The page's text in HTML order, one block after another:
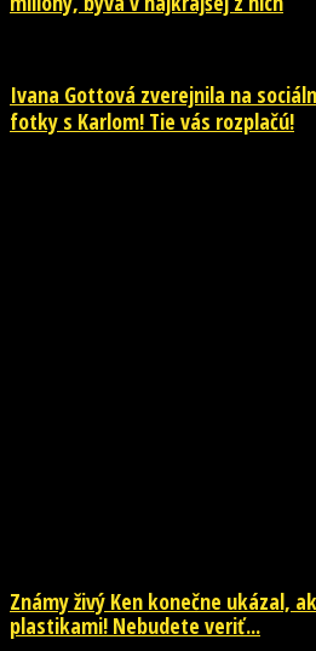
Ivana Gottová zverejnila na
fotky s Karlom! Tie vás rozplačú!
Známy živý Ken konečne ukázal,
plastikami! Nebudete veriť...